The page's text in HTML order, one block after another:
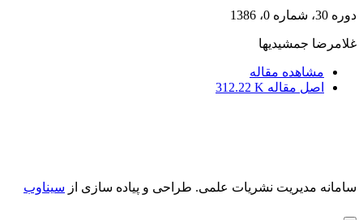
دوره 30، شماره 0، 1386
غلامرضا جمشیدیها
مشاهده مقاله
اصل مقاله 312.22 K
سامانه مدیریت نشریات علمی. طراحی و پیاده سازی از سیناوب